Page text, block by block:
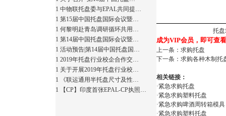
1 中物联托盘委与EPAL共同提…
1 第15届中国托盘国际会议暨…
1 何黎明赴青岛调研循环共用…
1 第14届中国托盘国际会议暨…
1 活动预告|第14届中国托盘国…
1 2019年托盘行业校企合作交…
1 关于开展2019年托盘行业校…
1
《联运通用半托盘尺寸及性…
1
【CP】印度首张EPAL-CP执照…
托
成为VIP会员，即可查
上一条： 求购托盘
下一条： 求购各种木制托
相关链接：
·紧急求购托盘
·紧急求购塑料托盘
·紧急求购啤酒周转箱模具
·紧急求购塑料托盘